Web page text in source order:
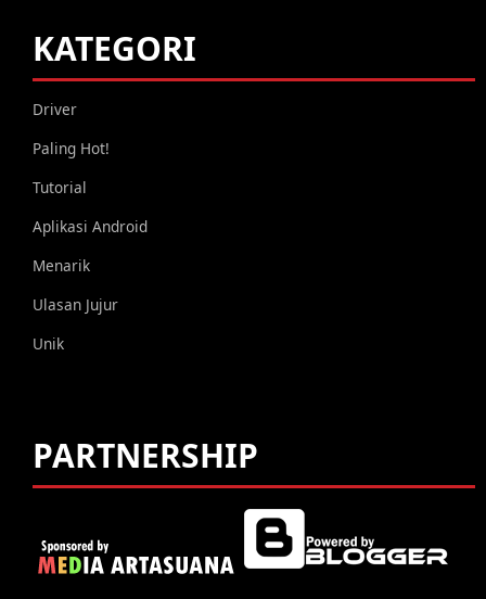
KATEGORI
Driver
Paling Hot!
Tutorial
Aplikasi Android
Menarik
Ulasan Jujur
Unik
PARTNERSHIP